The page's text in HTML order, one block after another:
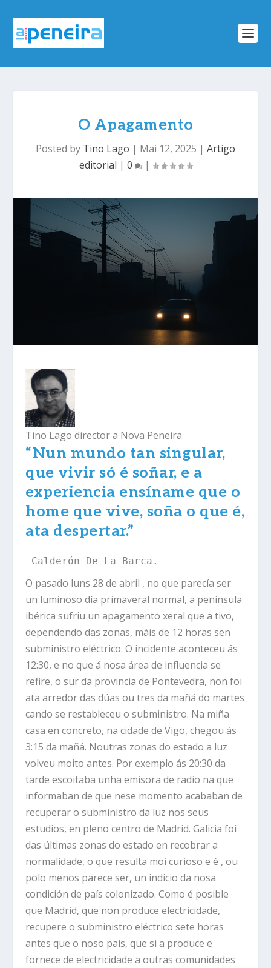
O Apagamento
Posted by Tino Lago | Mai 12, 2025 | Artigo
editorial | 0 |
Tino Lago director a Nova Peneira
“Nun mundo tan singular,
que vivir só é soñar, e a
experiencia ensíname que o
home que vive, soña o que é,
ata despertar.”
Calderón De La Barca.
O pasado luns 28 de abril , no que parecía ser
un luminoso día primaveral normal, a península
ibérica sufriu un apagamento xeral que a tivo,
dependendo das zonas, máis de 12 horas sen
subministro eléctrico. O incidente aconteceu ás
12:30, e no que á nosa área de influencia se
refire, o sur da provincia de Pontevedra, non foi
ata arredor das dúas ou tres da mañá do martes
cando se restableceu o subministro. Na miña
casa en concreto, na cidade de Vigo, chegou ás
3:15 da mañá. Noutras zonas do estado a luz
volveu moito antes. Por exemplo ás 20:30 da
tarde escoitaba unha emisora de radio na que
informaban de que nese momento acababan de
recuperar o subministro da luz nos seus
estudios, en pleno centro de Madrid. Galicia foi
das últimas zonas do estado en recobrar a
normalidade, o que resulta moi curioso e é , ou
polo menos parece ser, un indicio da nosa
condición de país colonizado. Como é posible
que Madrid, que non produce electricidade,
recupere o subministro eléctrico sete horas
antes que o noso país, que si a produce e
fornece de electricidade a outras comunidades